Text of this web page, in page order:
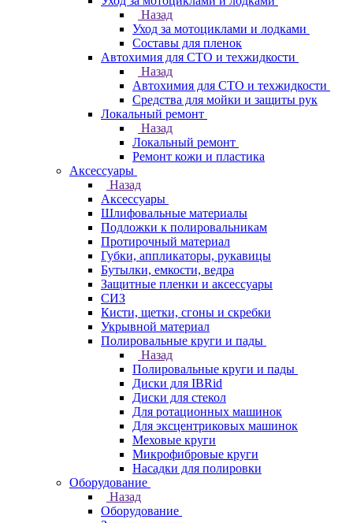
Назад
Уход за мотоциклами и лодками
Составы для пленок
Автохимия для СТО и техжидкости
Назад
Автохимия для СТО и техжидкости
Средства для мойки и защиты рук
Локальный ремонт
Назад
Локальный ремонт
Ремонт кожи и пластика
Аксессуары
Назад
Аксессуары
Шлифовальные материалы
Подложки к полировальникам
Протирочный материал
Губки, аппликаторы, рукавицы
Бутылки, емкости, ведра
Защитные пленки и аксессуары
СИЗ
Кисти, щетки, сгоны и скребки
Укрывной материал
Полировальные круги и пады
Назад
Полировальные круги и пады
Диски для IBRid
Диски для стекол
Для ротационных машинок
Для эксцентриковых машинок
Меховые круги
Микрофибровые круги
Насадки для полировки
Оборудование
Назад
Оборудование